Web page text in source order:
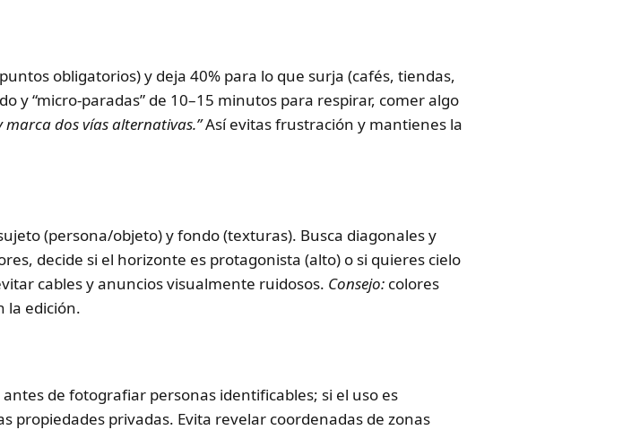
obligatorios) y deja 40% para lo que surja (cafés, tiendas,
y “micro-paradas” de 10–15 minutos para respirar, comer algo
marca dos vías alternativas.”Así evitas frustración y mantienes la
(persona/objeto) y fondo (texturas). Busca diagonales y
decide si el horizonte es protagonista (alto) o si quieres cielo
cables y anuncios visualmente ruidosos. Consejo: colores
la edición.
de fotografiar personas identificables; si el uso es
propiedades privadas. Evita revelar coordenadas de zonas